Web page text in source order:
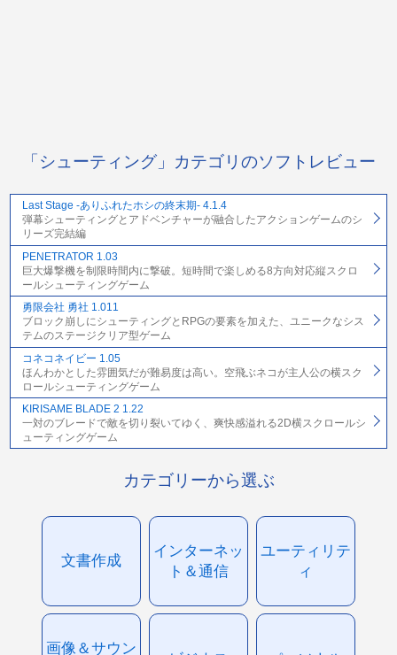
「シューティング」カテゴリのソフトレビュー
Last Stage -ありふれたホシの終末期- 4.1.4
弾幕シューティングとアドベンチャーが融合したアクションゲームのシ
リーズ完結編
PENETRATOR 1.03
巨大爆撃機を制限時間内に撃破。短時間で楽しめる8方向対応縦スクロ
ールシューティングゲーム
勇限会社 勇社 1.011
ブロック崩しにシューティングとRPGの要素を加えた、ユニークなシス
テムのステージクリア型ゲーム
コネコネイビー 1.05
ほんわかとした雰囲気だが難易度は高い。空飛ぶネコが主人公の横スク
ロールシューティングゲーム
KIRISAME BLADE 2 1.22
一対のブレードで敵を切り裂いてゆく、爽快感溢れる2D横スクロールシ
ューティングゲーム
カテゴリーから選ぶ
文書作成
インターネッ
ト＆通信
ユーティリテ
ィ
画像＆サウン